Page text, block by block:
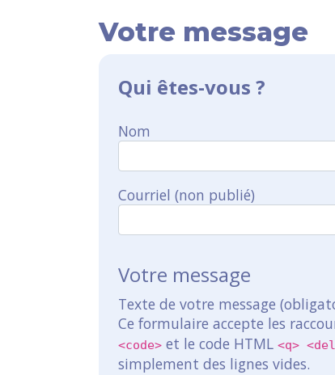
Votre message
Qui êtes-vous ?
Nom
Courriel (non publié)
Votre message
Texte de votre message
Ce formulaire accepte les
<code> et le code HTML <q>
simplement des lignes vides.